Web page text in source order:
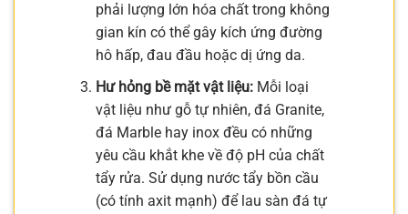
phải lượng lớn hóa chất trong không
gian kín có thể gây kích ứng đường
hô hấp, đau đầu hoặc dị ứng da.
Hư hỏng bề mặt vật liệu:Mỗi loại
vật liệu như gỗ tự nhiên, đá Granite,
đá Marble hay inox đều có những
yêu cầu khắt khe về độ pH của chất
tẩy rửa. Sử dụng nước tẩy bồn cầu
(có tính axit mạnh) để lau sàn đá tự